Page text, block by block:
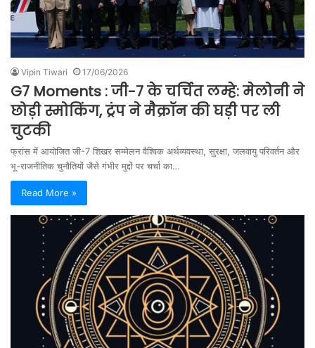
Vipin Tiwari 17/06/2026
G7 Moments : जी-7 के चर्चित लम्हे: मेलोनी ने
छोड़ी स्मोकिंग, ट्रंप ने मैक्रॉन की घड़ी पर ली
चुटकी
फ्रांस में आयोजित जी-7 शिखर सम्मेलन वैश्विक अर्थव्यवस्था, सुरक्षा, जलवायु परिवर्तन और
भू-राजनीतिक चुनौतियों जैसे गंभीर मुद्दों पर चर्चा का…
Read More »